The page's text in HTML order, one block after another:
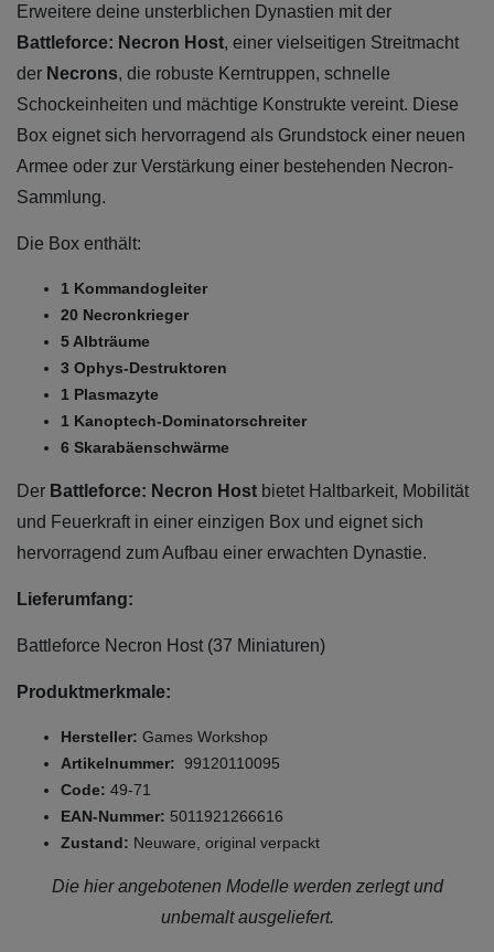
Erweitere deine unsterblichen Dynastien mit der
Battleforce: Necron Host, einer vielseitigen Streitmacht
der Necrons, die robuste Kerntruppen, schnelle
Schockeinheiten und mächtige Konstrukte vereint. Diese
Box eignet sich hervorragend als Grundstock einer neuen
Armee oder zur Verstärkung einer bestehenden Necron-
Sammlung.
Die Box enthält:
1 Kommandogleiter
20 Necronkrieger
5 Albträume
3 Ophys-Destruktoren
1 Plasmazyte
1 Kanoptech-Dominatorschreiter
6 Skarabäenschwärme
Der Battleforce: Necron Host bietet Haltbarkeit, Mobilität
und Feuerkraft in einer einzigen Box und eignet sich
hervorragend zum Aufbau einer erwachten Dynastie.
Lieferumfang:
Battleforce Necron Host (37 Miniaturen)
Produktmerkmale:
Hersteller: Games Workshop
Artikelnummer: 99120110095
Code: 49-71
EAN-Nummer: 5011921266616
Zustand: Neuware, original verpackt
Die hier angebotenen Modelle werden zerlegt und
unbemalt ausgeliefert.